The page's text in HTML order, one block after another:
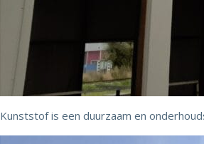
Kunststof is een duurzaam en